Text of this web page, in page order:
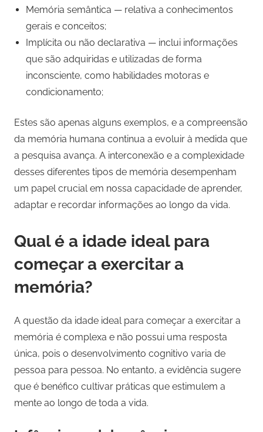
Memória semântica — relativa a conhecimentos
gerais e conceitos;
Implícita ou não declarativa — inclui informações
que são adquiridas e utilizadas de forma
inconsciente, como habilidades motoras e
condicionamento;
Estes são apenas alguns exemplos, e a compreensão
da memória humana continua a evoluir à medida que
a pesquisa avança. A interconexão e a complexidade
desses diferentes tipos de memória desempenham
um papel crucial em nossa capacidade de aprender,
adaptar e recordar informações ao longo da vida.
Qual é a idade ideal para
começar a exercitar a
memória?
A questão da idade ideal para começar a exercitar a
memória é complexa e não possui uma resposta
única, pois o desenvolvimento cognitivo varia de
pessoa para pessoa. No entanto, a evidência sugere
que é benéfico cultivar práticas que estimulem a
mente ao longo de toda a vida.